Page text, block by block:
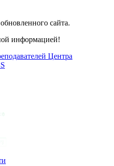
сайта.
информацией!
Центра